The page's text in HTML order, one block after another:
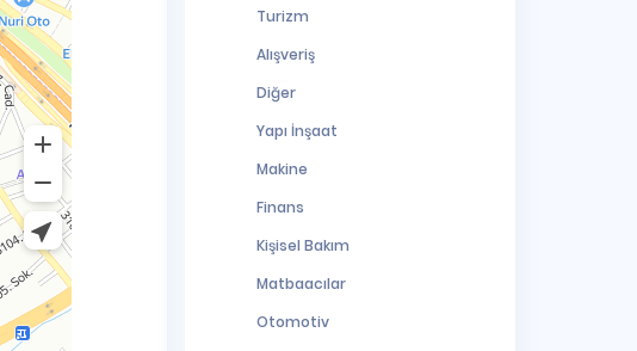
Turizm
Alışveriş
Diğer
Yapı İnşaat
Makine
Finans
Kişisel Bakım
Matbaacılar
Otomotiv